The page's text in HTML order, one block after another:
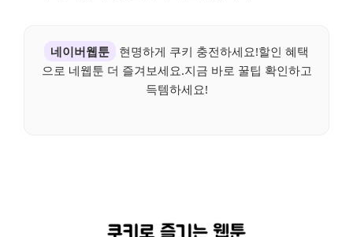
네이버웹툰
현명하게 쿠키 충전하세요!할인 혜택
으로 네웹툰 더 즐겨보세요.지금 바로 꿀팁 확인하고
득템하세요!